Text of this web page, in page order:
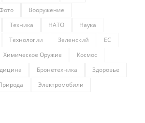
Вооружение
Техника НАТО
Наука
Технологии Зеленский
ЕС
Химическое Оружие
Космос
Бронетехника
Здоровье
Электромобили